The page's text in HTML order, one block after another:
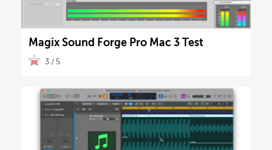
Magix Sound Forge Pro Mac 3 Test
3 / 5